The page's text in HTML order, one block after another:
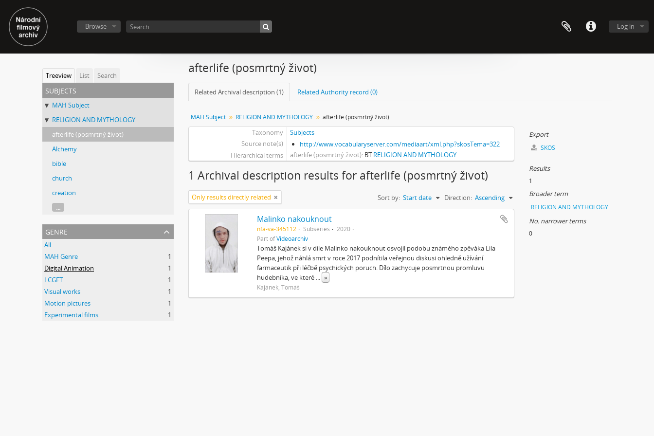
Log in
Browse
Treeview List Search
subjects
MAH Subject
RELIGION AND MYTHOLOGY
afterlife (posmrtný život)
Alchemy
bible
church
creation
...
genre
All
MAH Genre
1
Digital Animation
1
LCGFT
1
Visual works
1
Motion pictures
1
Experimental films
1
afterlife (posmrtný život)
Related Archival description (1) Related Authority record (0)
MAH Subject RELIGION AND MYTHOLOGY afterlife (posmrtný život)
Taxonomy
Subjects
Source note(s)
http://www.vocabularyserver.com/mediaart/xml.php?skosTema=322
Hierarchical terms
afterlife (posmrtný život) BT RELIGION AND MYTHOLOGY
1 Archival description results for afterlife (posmrtný život)
Only results directly related Sort by: Start date Direction: Ascending
Malinko nakouknout
nfa-va-345112 Subseries
2020
Part ofVideoarchiv
Tomáš Kajánek si v díle Malinko nakouknout osvojil podobu známého zpěváka Lila
Peepa, jehož náhlá smrt v roce 2017 podnítila veřejnou diskusi ohledně užívání
farmaceutik při léčbě psychických poruch. Dílo zachycuje posmrtnou promluvu
hudebníka, ve které ... »
Kajánek, Tomáš
Export
SKOS
Results
1
Broader term
RELIGION AND MYTHOLOGY
No. narrower terms
0